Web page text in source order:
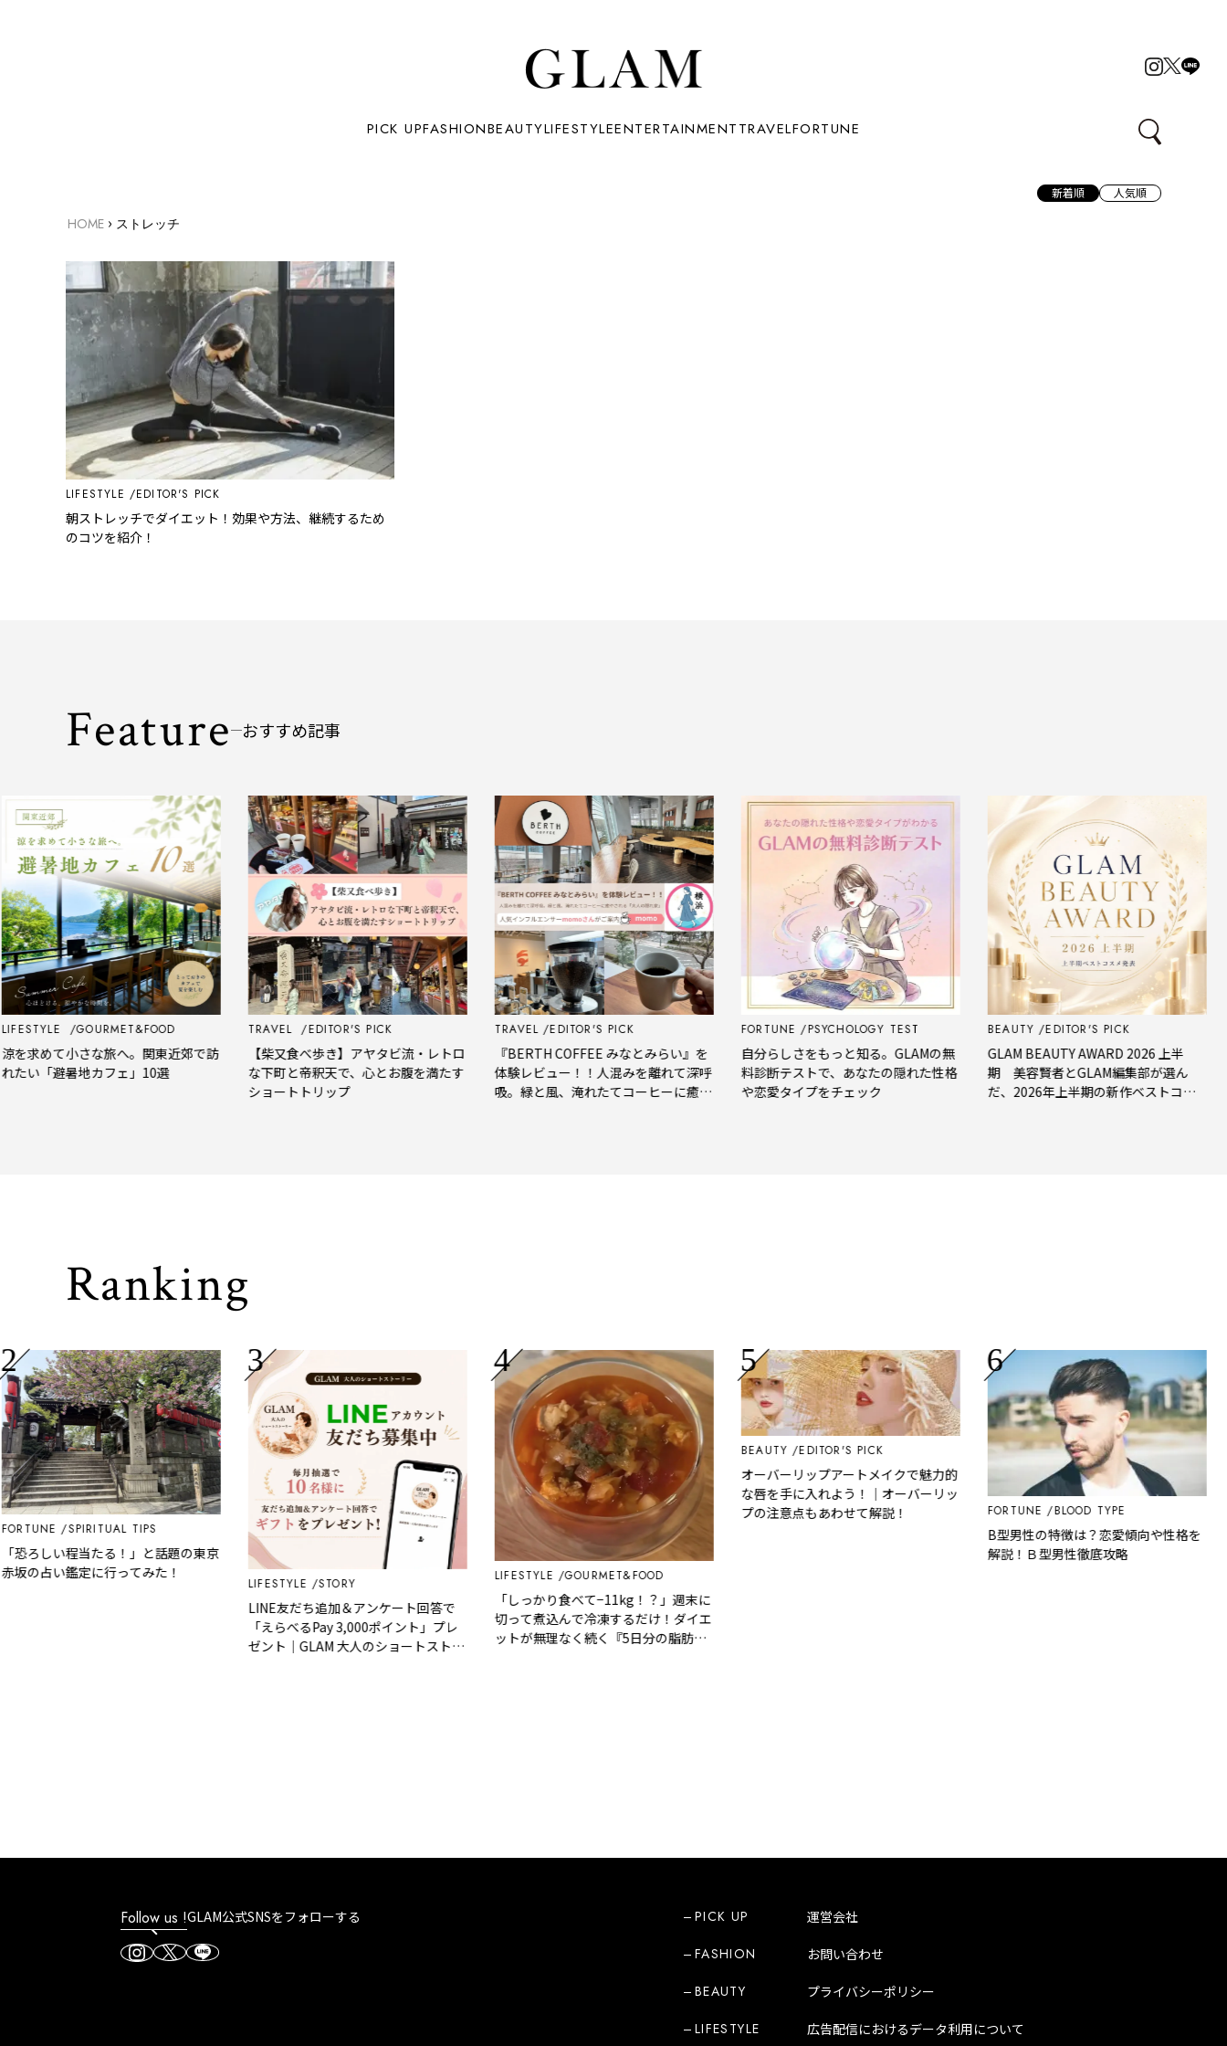
PICK UPFASHIONBEAUTYLIFESTYLEENTERTAINMENTTRAVELFORTUNE
新着順 人気順
HOME › ストレッチ
LIFESTYLE EDITOR'S PICK
朝ストレッチでダイエット！効果や方法、継続するため
のコツを紹介！
Feature おすすめ記事
GOURMET&FOOD
求めて小さな旅へ。関東近郊で訪
い「避暑地カフェ」10選
TRAVEL EDITOR'S PICK
【柴又食べ歩き】アヤタビ流・レトロ
な下町と帝釈天で、心とお腹を満たす
ショートトリップ
TRAVEL EDITOR'S PICK
『BERTH COFFEE みなとみらい』を
体験レビュー！！人混みを離れて深呼
吸。緑と風、淹れたてコーヒーに癒や
FORTUNE PSYCHOLOGY TEST
自分らしさをもっと知る。GLAMの無
料診断テストで、あなたの隠れた性格
や恋愛タイプをチェック
BEAUTY EDITOR'S PICK
GLAM BEAUTY AWARD 2026 上半
期 美容賢者とGLAM編集部が選ん
だ、2026年上半期の新作ベストコス
Ranking
SPIRITUAL TIPS
ろしい程当たる！」と話題の東京
の占い鑑定に行ってみた！
LIFESTYLE STORY
LINE友だち追加＆アンケート回答で
「えらべるPay 3,000ポイント」プレ
ゼント｜GLAM 大人のショートストー
LIFESTYLE GOURMET&FOOD
「しっかり食べて−11kg！？」週末に
切って煮込んで冷凍するだけ！ダイエ
ットが無理なく続く『5日分の脂肪燃
BEAUTY EDITOR'S PICK
オーバーリップアートメイクで魅力的
な唇を手に入れよう！｜オーバーリッ
プの注意点もあわせて解説！
FORTUNE BLOOD TYPE
B型男性の特徴は？恋愛傾向や性格を
解説！Ｂ型男性徹底攻略
Follow us !GLAM公式SNSをフォローする PICK UP
FASHION
BEAUTY
LIFESTYLE
運営会社
お問い合わせ
プライバシーポリシー
広告配信におけるデータ利用について